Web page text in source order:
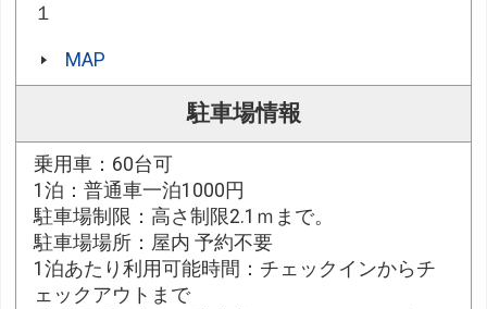
１
MAP
駐車場情報
乗用車：60台可
1泊：普通車一泊1000円
駐車場制限：高さ制限2.1ｍまで。
駐車場場所：屋内 予約不要
1泊あたり利用可能時間：チェックインからチ
ェックアウトまで